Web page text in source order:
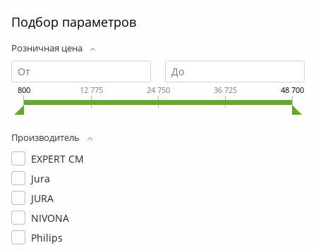
Подбор параметров
Розничная цена
800 12 775 24 750 36 725 48 700
Производитель
EXPERT CM
Jura
JURA
NIVONA
Philips